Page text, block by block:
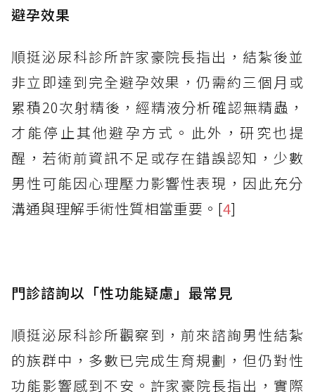
避孕效果
順挺泌尿科診所許家豪院長指出，結紮後並
非立即達到完全避孕效果，仍需約三個月或
累積20次射精後，經精液分析確認無精蟲，
才能停止其他避孕方式。此外，研究也提
醒，若術前資訊不足或存在錯誤認知，少數
男性可能因心理壓力影響性表現，因此充分
溝通與理解手術性質相當重要。[4]
門診諮詢以「性功能疑慮」最常見
順挺泌尿科診所觀察到，前來諮詢男性結紮
的族群中，多數已完成生育規劃，但仍對性
功能影響感到不安。許家豪院長指出，實際